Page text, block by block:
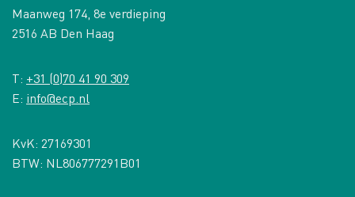
Maanweg 174, 8e verdieping
2516 AB Den Haag
T: +31 (0)70 41 90 309
E: info@ecp.nl
KvK: 27169301
BTW: NL806777291B01